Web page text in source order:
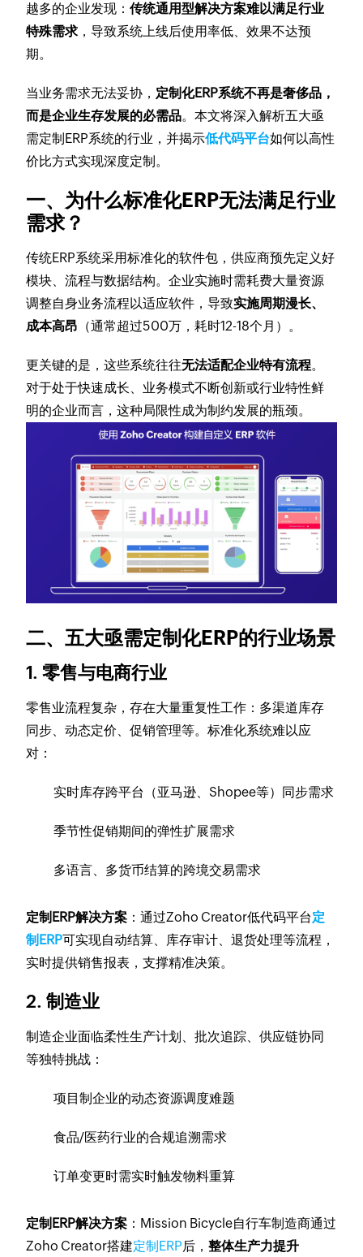
越多的企业发现：传统通用型解决方案难以满足行业
特殊需求，导致系统上线后使用率低、效果不达预
期。
当业务需求无法妥协， 定制化ERP系统不再是奢侈品，
而是企业生存发展的必需品。本文将深入解析五大亟
需定制ERP系统的行业，并揭示低代码平台如何以高性
价比方式实现深度定制。
一、为什么标准化ERP无法满足行业
需求？
传统ERP系统采用标准化的软件包，供应商预先定义好
模块、流程与数据结构。企业实施时需耗费大量资源
调整自身业务流程以适应软件，导致实施周期漫长、
成本高昂 （通常超过500万，耗时12-18个月）。
更关键的是，这些系统往往无法适配企业特有流程。
对于处于快速成长、业务模式不断创新或行业特性鲜
明的企业而言，这种局限性成为制约发展的瓶颈。
二、五大亟需定制化ERP的行业场景
1. 零售与电商行业
零售业流程复杂，存在大量重复性工作：多渠道库存
同步、动态定价、促销管理等。标准化系统难以应
对：
实时库存跨平台（亚马逊、Shopee等）同步需求
季节性促销期间的弹性扩展需求
多语言、多货币结算的跨境交易需求
定制ERP解决方案 ：通过Zoho Creator低代码平台定
制ERP可实现自动结算、库存审计、退货处理等流程，
实时提供销售报表，支撑精准决策。
2. 制造业
制造企业面临柔性生产计划、批次追踪、供应链协同
等独特挑战：
项目制企业的动态资源调度难题
食品/医药行业的合规追溯需求
订单变更时需实时触发物料重算
定制ERP解决方案 ：Mission Bicycle自行车制造商通过
Zoho Creator搭建定制ERP后，整体生产力提升